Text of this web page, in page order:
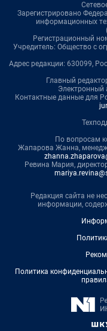
Зарегистрировано
информационных
Регистрационный
Учредитель: Общество с
Адрес редакции: 630099,
Главный
Электронный
Контактные данные для
По вопросам
Жапарова Жанна,
Ревина Мария,
Редакция сайта не
информации,
Политика